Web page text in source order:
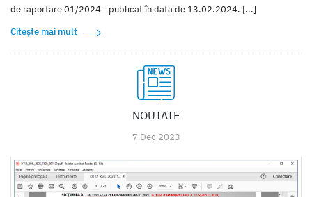
de raportare 01/2024 - publicat în data de 13.02.2024. [...]
Citește mai mult
NOUTATE
7 Dec 2023